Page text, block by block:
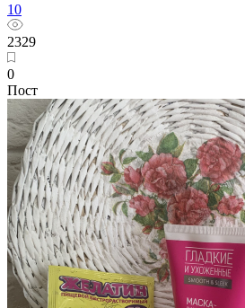
10
2329
0
Пост